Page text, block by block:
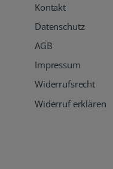
Kontakt
Datenschutz
AGB
Impressum
Widerrufsrecht
Widerruf erklären